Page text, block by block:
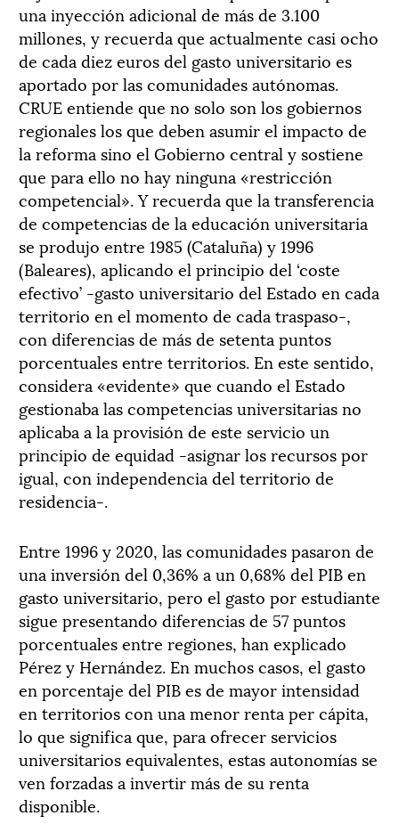
una inyección adicional de más de 3.100
millones, y recuerda que actualmente casi ocho
de cada diez euros del gasto universitario es
aportado por las comunidades autónomas.
CRUE entiende que no solo son los gobiernos
regionales los que deben asumir el impacto de
la reforma sino el Gobierno central y sostiene
que para ello no hay ninguna «restricción
competencial». Y recuerda que la transferencia
de competencias de la educación universitaria
se produjo entre 1985 (Cataluña) y 1996
(Baleares), aplicando el principio del ‘coste
efectivo’ -gasto universitario del Estado en cada
territorio en el momento de cada traspaso-,
con diferencias de más de setenta puntos
porcentuales entre territorios. En este sentido,
considera «evidente» que cuando el Estado
gestionaba las competencias universitarias no
aplicaba a la provisión de este servicio un
principio de equidad -asignar los recursos por
igual, con independencia del territorio de
residencia-.
Entre 1996 y 2020, las comunidades pasaron de
una inversión del 0,36% a un 0,68% del PIB en
gasto universitario, pero el gasto por estudiante
sigue presentando diferencias de 57 puntos
porcentuales entre regiones, han explicado
Pérez y Hernández. En muchos casos, el gasto
en porcentaje del PIB es de mayor intensidad
en territorios con una menor renta per cápita,
lo que significa que, para ofrecer servicios
universitarios equivalentes, estas autonomías se
ven forzadas a invertir más de su renta
disponible.